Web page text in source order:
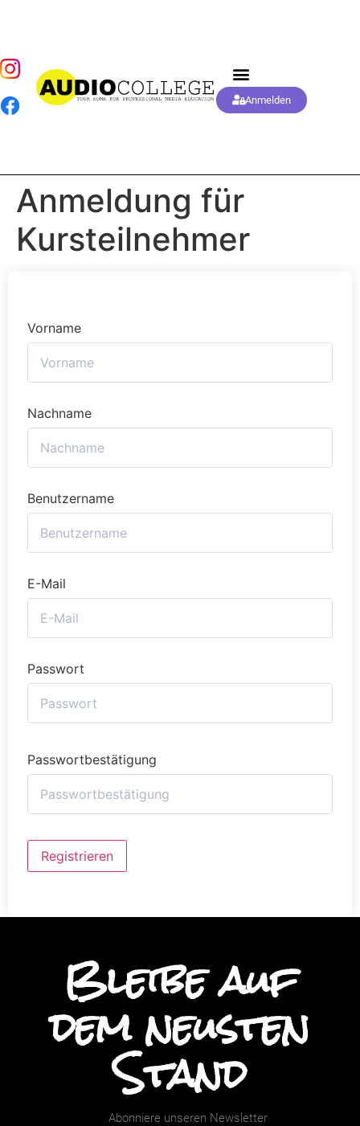
Anmelden
Anmeldung für
Kursteilnehmer
Vorname
Nachname
Benutzername
E-Mail
Passwort
Passwortbestätigung
Alternative:
Registrieren
Bleibe auf
dem neusten
Stand
Abonniere unseren Newsletter